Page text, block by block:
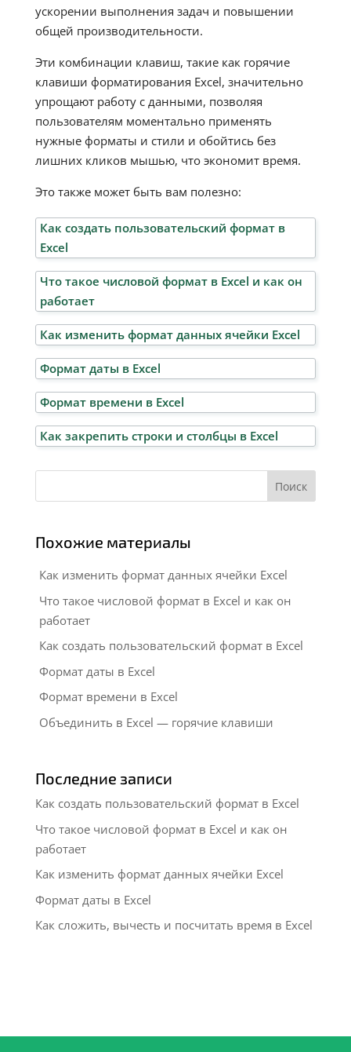
ускорении выполнения задач и повышении
общей производительности.
Эти комбинации клавиш, такие как горячие
клавиши форматирования Excel, значительно
упрощают работу с данными, позволяя
пользователям моментально применять
нужные форматы и стили и обойтись без
лишних кликов мышью, что экономит время.
Это также может быть вам полезно:
Как создать пользовательский формат в
Excel
Что такое числовой формат в Excel и как он
работает
Как изменить формат данных ячейки Excel
Формат даты в Excel
Формат времени в Excel
Как закрепить строки и столбцы в Excel
Поиск
Похожие материалы
Как изменить формат данных ячейки Excel
Что такое числовой формат в Excel и как он
работает
Как создать пользовательский формат в Excel
Формат даты в Excel
Формат времени в Excel
Объединить в Excel — горячие клавиши
Последние записи
Как создать пользовательский формат в Excel
Что такое числовой формат в Excel и как он
работает
Как изменить формат данных ячейки Excel
Формат даты в Excel
Как сложить, вычесть и посчитать время в Excel